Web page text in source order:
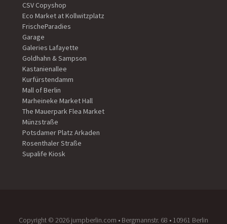
CSV Copyshop
Eco Market at Kollwitzplatz
FrischeParadies
Garage
Galeries Lafayette
Goldhahn & Sampson
Kastanienallee
Kurfürstendamm
Mall of Berlin
Marheineke Market Hall
The Mauerpark Flea Market
Münzstraße
Potsdamer Platz Arkaden
Rosenthaler Straße
Supalife Kiosk
Copyright ©️ 2026 jumpberlin.com • Bergmannstr. 68 • 10961 Berlin